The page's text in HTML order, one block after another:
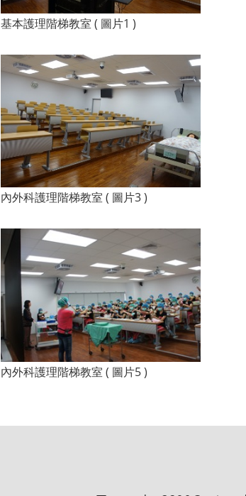
基本護理階梯教室 ( 圖片1 )
內外科護理階梯教室 ( 圖片3 )
內外科護理階梯教室 ( 圖片5 )